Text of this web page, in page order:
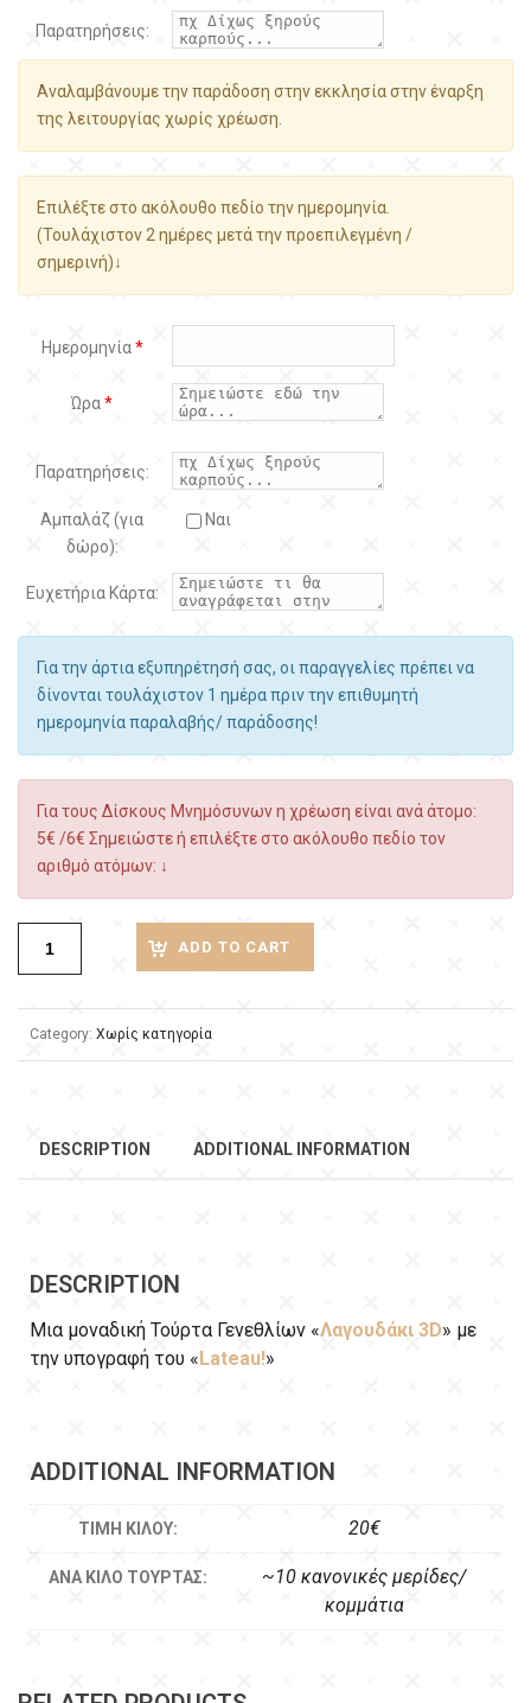
Παρατηρήσεις:
Αναλαμβάνουμε την παράδοση στην εκκλησία στην έναρξη
της λειτουργίας χωρίς χρέωση.
Επιλέξτε στο ακόλουθο πεδίο την ημερομηνία.
(Τουλάχιστον 2 ημέρες μετά την προεπιλεγμένη /
σημερινή)↓
Ημερομηνία*
Ώρα*
Παρατηρήσεις:
Αμπαλάζ (για
δώρο):
Ναι
Ευχετήρια Κάρτα:
Για την άρτια εξυπηρέτησή σας, οι παραγγελίες πρέπει να
δίνονται τουλάχιστον 1 ημέρα πριν την επιθυμητή
ημερομηνία παραλαβής/ παράδοσης!
Για τους Δίσκους Μνημόσυνων η χρέωση είναι ανά άτομο:
5€ /6€ Σημειώστε ή επιλέξτε στο ακόλουθο πεδίο τον
αριθμό ατόμων: ↓
ADD TO CART
Category: Χωρίς κατηγορία
DESCRIPTION ADDITIONAL INFORMATION
DESCRIPTION
Μια μοναδική Τούρτα Γενεθλίων «Λαγουδάκι 3D» με
την υπογραφή του « Lateau!»
ADDITIONAL INFORMATION
ΤΙΜΉ ΚΙΛΟΎ: 20€
ΑΝΆ ΚΙΛΌ ΤΟΎΡΤΑΣ:
~10 κανονικές μερίδες/
κομμάτια